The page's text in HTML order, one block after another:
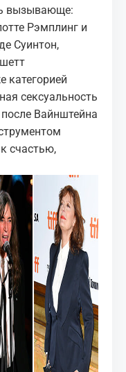
вызывающе:
Рэмплинг и
Суинтон,
категорией
сексуальность
Вайнштейна
счастью,